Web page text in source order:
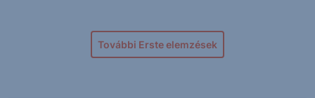
További Erste elemzések